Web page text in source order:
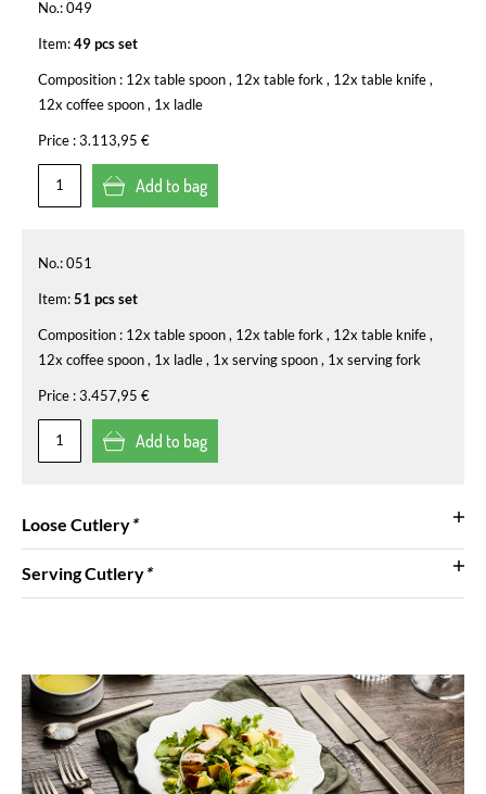
No.: 049
Item: 49 pcs set
Composition : 12x table spoon , 12x table fork , 12x table knife ,
12x coffee spoon , 1x ladle
Price : 3.113,95 €
Add to bag
No.: 051
Item: 51 pcs set
Composition : 12x table spoon , 12x table fork , 12x table knife ,
12x coffee spoon , 1x ladle , 1x serving spoon , 1x serving fork
Price : 3.457,95 €
Add to bag
Loose Cutlery*
Serving Cutlery*